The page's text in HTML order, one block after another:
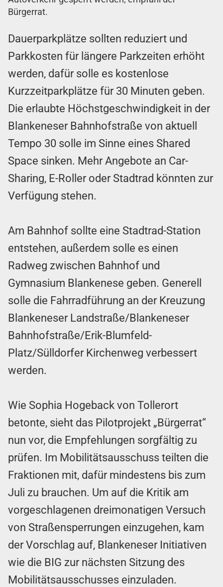
Bürgerrat.
Dauerparkplätze sollten reduziert und
Parkkosten für längere Parkzeiten erhöht
werden, dafür solle es kostenlose
Kurzzeitparkplätze für 30 Minuten geben.
Die erlaubte Höchstgeschwindigkeit in der
Blankeneser Bahnhofstraße von aktuell
Tempo 30 solle im Sinne eines Shared
Space sinken. Mehr Angebote an Car-
Sharing, E-Roller oder Stadtrad könnten zur
Verfügung stehen.
Am Bahnhof sollte eine Stadtrad-Station
entstehen, außerdem solle es einen
Radweg zwischen Bahnhof und
Gymnasium Blankenese geben. Generell
solle die Fahrradführung an der Kreuzung
Blankeneser Landstraße/Blankeneser
Bahnhofstraße/Erik-Blumfeld-
Platz/Sülldorfer Kirchenweg verbessert
werden.
Wie Sophia Hogeback von Tollerort
betonte, sieht das Pilotprojekt „Bürgerrat“
nun vor, die Empfehlungen sorgfältig zu
prüfen. Im Mobilitätsausschuss teilten die
Fraktionen mit, dafür mindestens bis zum
Juli zu brauchen. Um auf die Kritik am
vorgeschlagenen dreimonatigen Versuch
von Straßensperrungen einzugehen, kam
der Vorschlag auf, Blankeneser Initiativen
wie die BIG zur nächsten Sitzung des
Mobilitätsausschusses einzuladen.